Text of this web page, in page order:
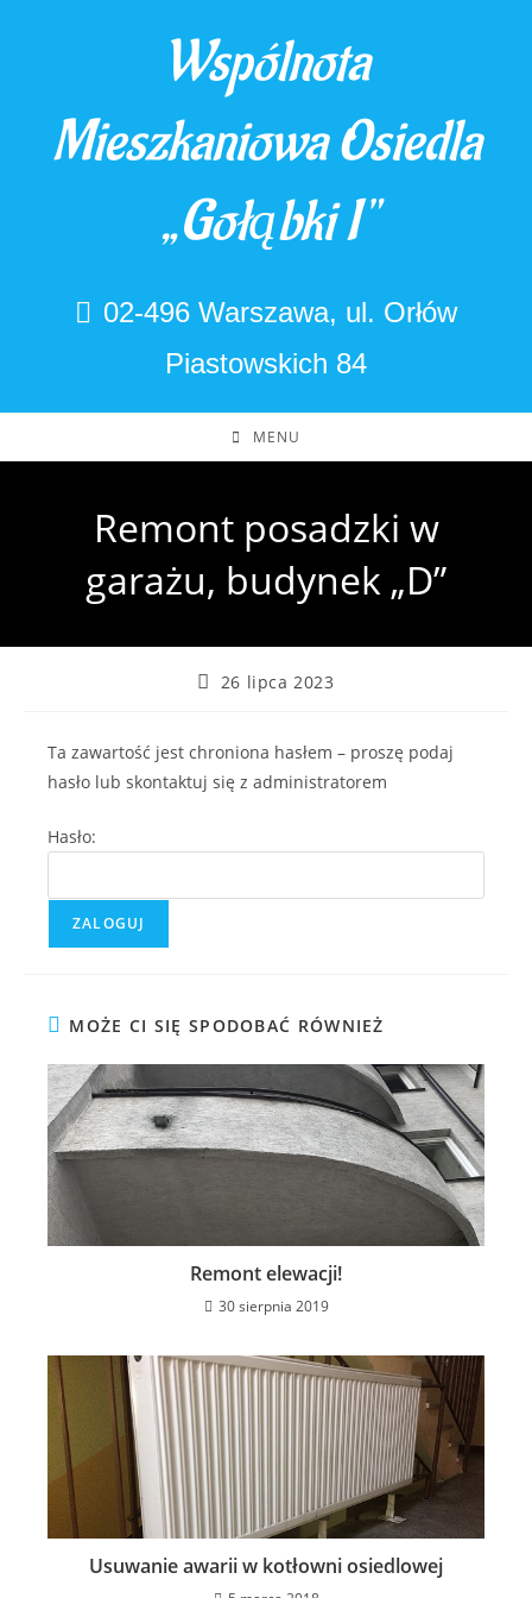
Wspólnota
Mieszkaniowa Osiedla
„Gołąbki I"
02-496 Warszawa, ul. Orłów
Piastowskich 84
MENU
Remont posadzki w
garażu, budynek „D”
Post26 lipca 2023
Ta zawartość jest chroniona hasłem – proszę podaj
hasło lub skontaktuj się z administratorem
Hasło:
MOŻE CI SIĘ SPODOBAĆ RÓWNIEŻ
Remont elewacji!
30 sierpnia 2019
Usuwanie awarii w kotłowni osiedlowej